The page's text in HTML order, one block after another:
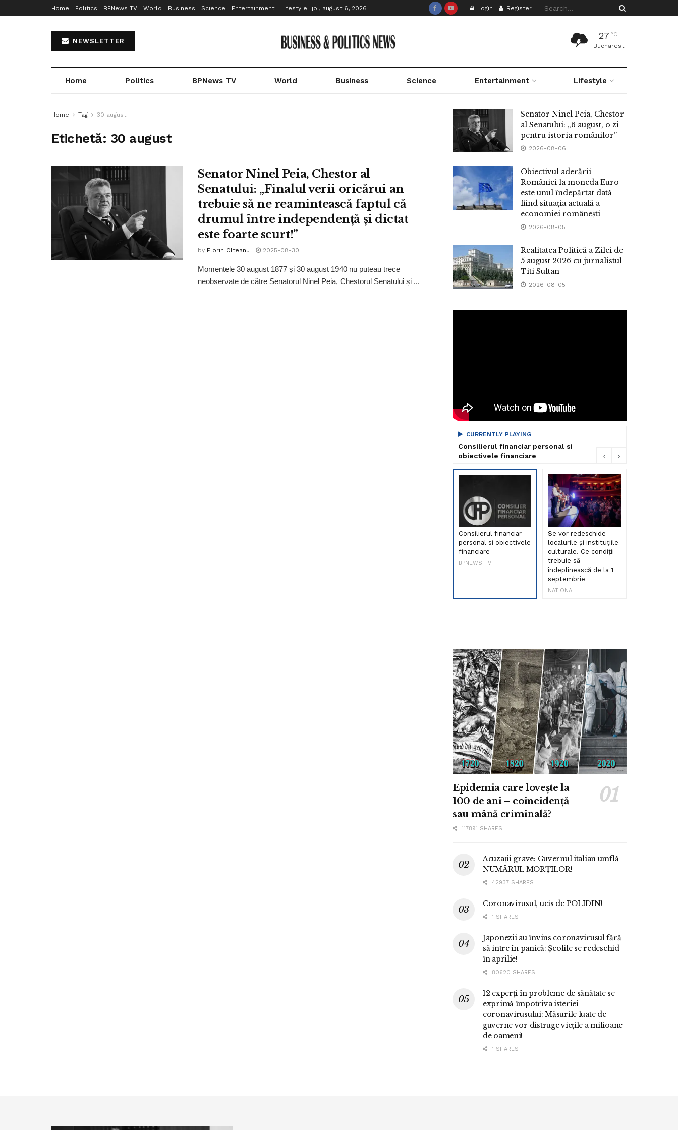
Home Politics BPNews TV World Business Science Entertainment Lifestyle joi, august 6, 2026 Login Register
NEWSLETTER
27 °C
Bucharest
Home Politics BPNews TV World Business Science Entertainment Lifestyle
Home Tag 30 august
Etichetă: 30 august
Senator Ninel Peia, Chestor al
Senatului: „Finalul verii oricărui an
trebuie să ne reamintească faptul că
drumul între independență și dictat
este foarte scurt!”
by Florin Olteanu 2025-08-30
Momentele 30 august 1877 și 30 august 1940 nu puteau trece
neobservate de către Senatorul Ninel Peia, Chestorul Senatului și ...
Senator Ninel Peia, Chestor
al Senatului: „6 august, o zi
pentru istoria românilor”
2026-08-06
Obiectivul aderării
României la moneda Euro
este unul îndepărtat dată
fiind situația actuală a
economiei românești
2026-08-05
Realitatea Politică a Zilei de
5 august 2026 cu jurnalistul
Titi Sultan
2026-08-05
CURRENTLY PLAYING
Consilierul financiar personal si
obiectivele financiare
Consilierul financiar
personal si obiectivele
financiare
BPNEWS TV
Se vor redeschide
localurile și instituțiile
culturale. Ce condiții
trebuie să
îndeplinească de la 1
septembrie
NATIONAL
Epidemia care lovește la
100 de ani – coincidență
sau mână criminală?
117891 SHARES
Acuzații grave: Guvernul italian umflă
NUMĂRUL MORȚILOR!
42937 SHARES
Coronavirusul, ucis de POLIDIN!
1 SHARES
Japonezii au învins coronavirusul fără
să intre în panică: Școlile se redeschid
în aprilie!
80620 SHARES
12 experți în probleme de sănătate se
exprimă împotriva isteriei
coronavirusului: Măsurile luate de
guverne vor distruge viețile a milioane
de oameni!
1 SHARES